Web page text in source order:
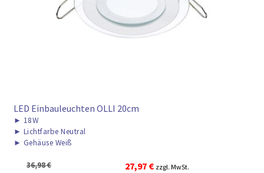
► ZAHLARTEN
► VERSANDARTEN
LED Einbauleuchten OLLI 20cm
► 18W
► Lichtfarbe Neutral
► Gehäuse Weiß
36,98€
Ursprünglicher
27,97 €Aktueller
zzgl. MwSt.